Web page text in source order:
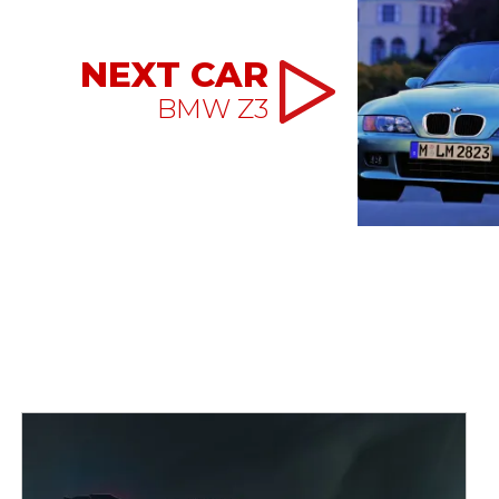
NEXT CAR
BMW Z3